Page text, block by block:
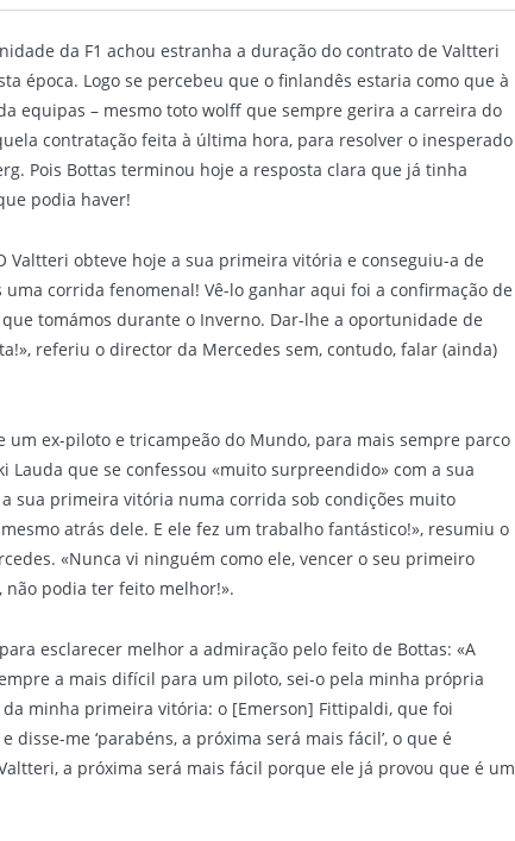
da F1 achou estranha a duração do contrato de Valtteri
época. Logo se percebeu que o finlandês estaria como que à
equipas – mesmo toto wolff que sempre gerira a carreira do
contratação feita à última hora, para resolver o inesperado
Pois Bottas terminou hoje a resposta clara que já tinha
podia haver!
Valtteri obteve hoje a sua primeira vitória e conseguiu-a de
corrida fenomenal! Vê-lo ganhar aqui foi a confirmação de
tomámos durante o Inverno. Dar-lhe a oportunidade de
referiu o director da Mercedes sem, contudo, falar (ainda)
um ex-piloto e tricampeão do Mundo, para mais sempre parco
Lauda que se confessou «muito surpreendido» com a sua
sua primeira vitória numa corrida sob condições muito
atrás dele. E ele fez um trabalho fantástico!», resumiu o
«Nunca vi ninguém como ele, vencer o seu primeiro
não podia ter feito melhor!».
esclarecer melhor a admiração pelo feito de Bottas: «A
a mais difícil para um piloto, sei-o pela minha própria
minha primeira vitória: o [Emerson] Fittipaldi, que foi
me ‘parabéns, a próxima será mais fácil’, o que é
a próxima será mais fácil porque ele já provou que é um